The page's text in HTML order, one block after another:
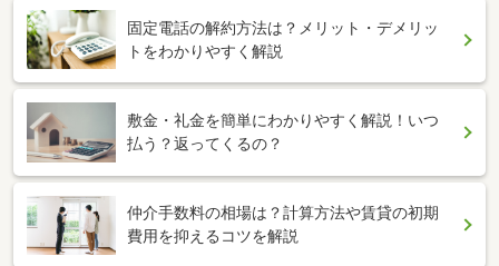
固定電話の解約方法は？メリット・デメリッ
トをわかりやすく解説
敷金・礼金を簡単にわかりやすく解説！いつ
払う？返ってくるの？
仲介手数料の相場は？計算方法や賃貸の初期
費用を抑えるコツを解説